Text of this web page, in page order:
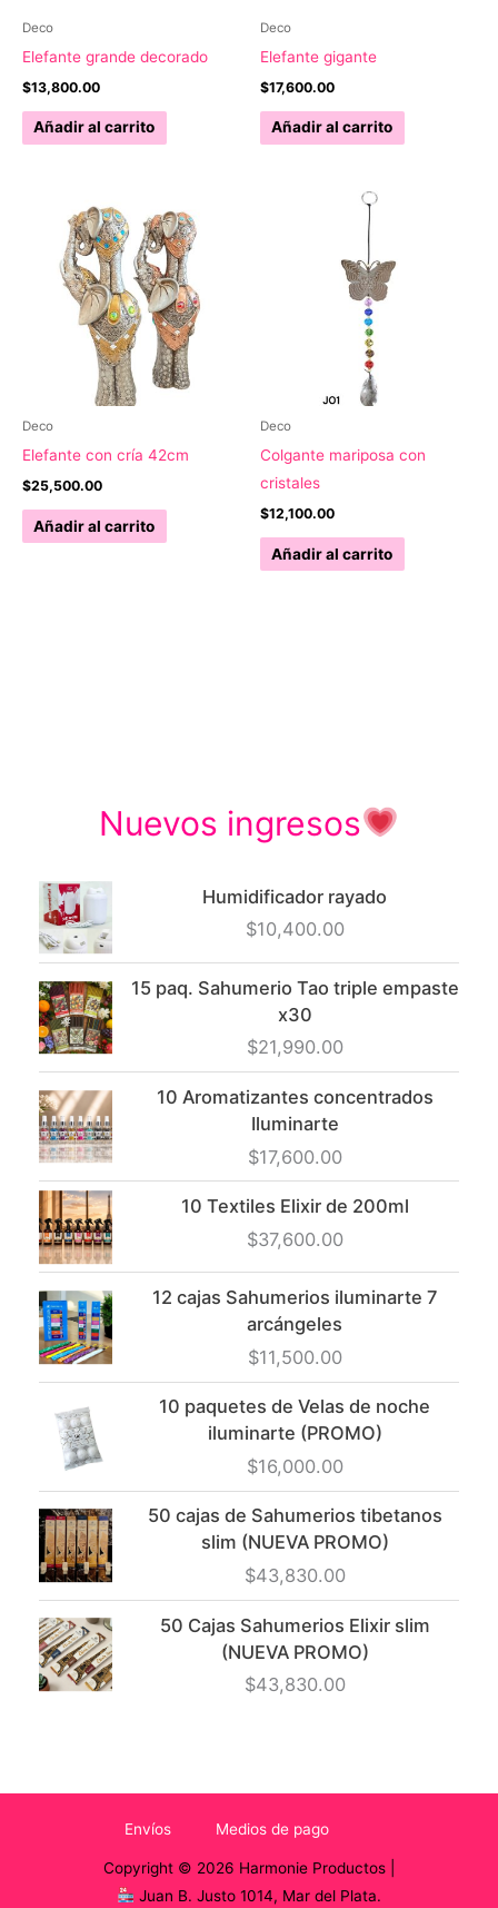
Deco
Elefante grande decorado
$13,800.00
Añadir al carrito
Deco
Elefante gigante
$17,600.00
Añadir al carrito
Deco
Elefante con cría 42cm
$25,500.00
Añadir al carrito
Deco
Colgante mariposa con
cristales
$12,100.00
Añadir al carrito
Nuevos ingresos
Humidificador rayado
$10,400.00
15 paq. Sahumerio Tao triple empaste
x30
$21,990.00
10 Aromatizantes concentrados
Iluminarte
$17,600.00
10 Textiles Elixir de 200ml
$37,600.00
12 cajas Sahumerios iluminarte 7
arcángeles
$11,500.00
10 paquetes de Velas de noche
iluminarte (PROMO)
$16,000.00
50 cajas de Sahumerios tibetanos
slim (NUEVA PROMO)
$43,830.00
50 Cajas Sahumerios Elixir slim
(NUEVA PROMO)
$43,830.00
Envíos Medios de pago
Copyright © 2026 Harmonie Productos |
Juan B. Justo 1014, Mar del Plata.